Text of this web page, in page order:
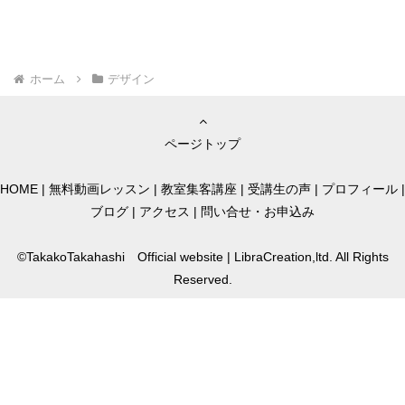
ホーム デザイン
ページトップ
HOME | 無料動画レッスン | 教室集客講座 | 受講生の声 | プロフィール |
ブログ | アクセス | 問い合せ・お申込み
©TakakoTakahashi Official website | LibraCreation,ltd. All Rights
Reserved.